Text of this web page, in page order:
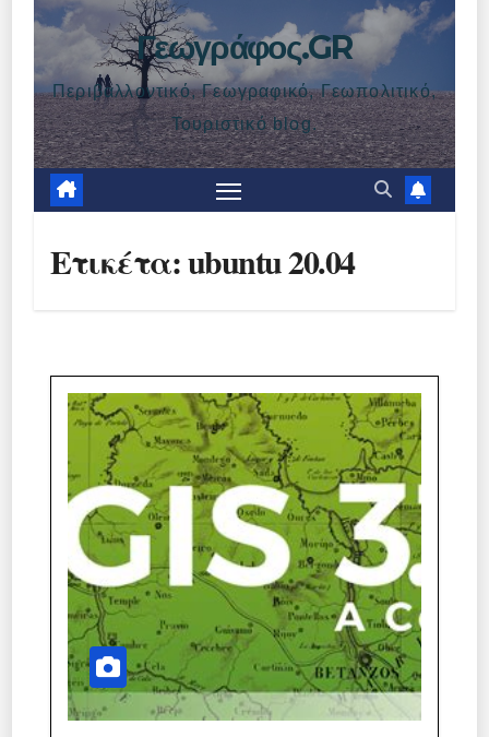
Γεωγράφος.GR
Περιβαλλοντικό, Γεωγραφικό, Γεωπολιτικό,
Τουριστικό blog.
Ετικέτα:ubuntu 20.04